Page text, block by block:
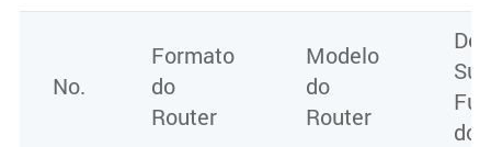
No.
Formato
do
Router
Modelo
do
Router
do